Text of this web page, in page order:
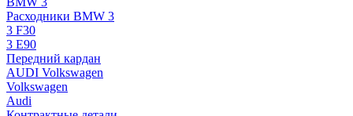
Расходники BMW 3
3 F30
3 E90
Передний кардан
AUDI Volkswagen
Volkswagen
Audi